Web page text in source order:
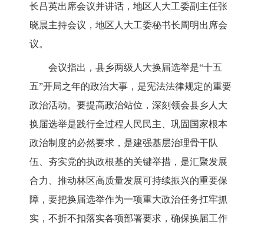
长吕英出席会议并讲话，地区人大工委副主任张
晓晨主持会议，地区人大工委秘书长周明出席会
议。
会议指出，县乡两级人大换届选举是“十五
五”开局之年的政治大事，是宪法法律规定的重要
政治活动。要提高政治站位，深刻领会县乡人大
换届选举是践行全过程人民民主、巩固国家根本
政治制度的必然要求，是建强基层治理骨干队
伍、夯实党的执政根基的关键举措，是汇聚发展
合力、推动林区高质量发展可持续振兴的重要保
障，要把换届选举作为一项重大政治任务扛牢抓
实，不折不扣落实各项部署要求，确保换届工作